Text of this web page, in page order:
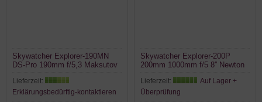
Skywatcher Explorer-190MN
DS-Pro 190mm f/5,3 Maksutov
Lieferzeit:
Erklärungsbedürftig-kontaktieren
Skywatcher Explorer-200P
200mm 1000mm f/5 8'' Newton
Lieferzeit:
Auf Lager +
Überprüfung